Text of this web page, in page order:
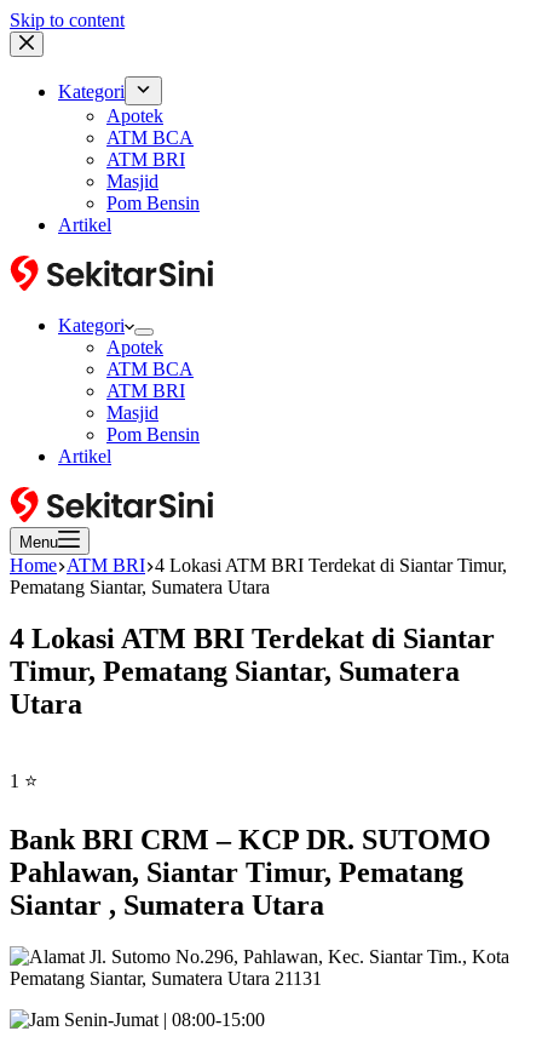
Skip to content
Kategori
Apotek
ATM BCA
ATM BRI
Masjid
Pom Bensin
Artikel
Kategori
Apotek
ATM BCA
ATM BRI
Masjid
Pom Bensin
Artikel
Menu
Home ATM BRI 4 Lokasi ATM BRI Terdekat di Siantar Timur,
Pematang Siantar, Sumatera Utara
4 Lokasi ATM BRI Terdekat di Siantar
Timur, Pematang Siantar, Sumatera
Utara
1 ⭐
Bank BRI CRM – KCP DR. SUTOMO
Pahlawan, Siantar Timur, Pematang
Siantar , Sumatera Utara
Jl. Sutomo No.296, Pahlawan, Kec. Siantar Tim., Kota
Pematang Siantar, Sumatera Utara 21131
Senin-Jumat | 08:00-15:00